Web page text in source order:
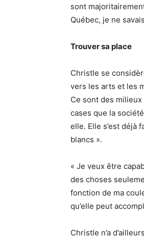
sont
Québec, je ne
Trouver sa place
Christle se
vers les arts et les
Ce sont des
cases que la
elle. Elle s’est déjà
blancs ».
« Je veux être
des choses
fonction de ma
qu’elle peut
Christle n’a